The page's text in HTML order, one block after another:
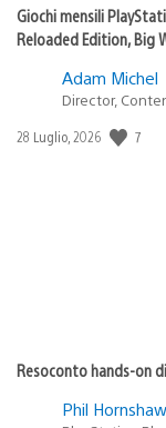
Giochi mensili
Reloaded Edition, Big
Adam Michel
Director,
Data
28 Luglio, 2026 7
Resoconto hands-on
Phil Hornshaw